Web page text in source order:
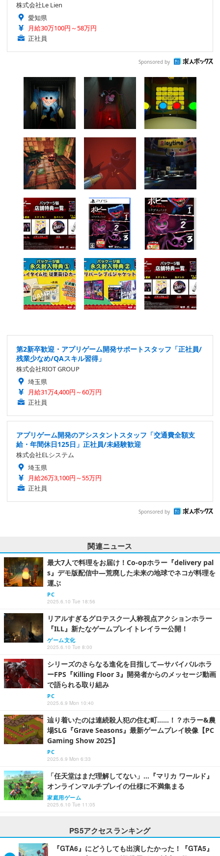
株式会社Le Lien
愛知県
月給30万100円～58万円
正社員
Sponsored by
第2新卒歓迎・アプリゲーム開発サポートスタッフ「正社員/
残業少なめ/QAスキル習得」
株式会社RIOT GROUP
埼玉県
月給31万4,400円～60万円
正社員
アプリゲーム開発のアシスタントスタッフ「交通費全額支
給・年間休日125日」正社員/未経験歓迎
株式会社ELシステム
埼玉県
月給26万3,100円～55万円
正社員
Sponsored by
関連ニュース
最大7人で料理をお届け！Co-opホラー『delivery pal
s』デモ版配信中―荒廃した未来の地球でネコが料理を
運ぶ
PC
2025.6.10 Tue 18:56
リアルすぎるグロテスク一人称視点アクションホラー
『ILL』新たなゲームプレイトレイラー公開！
ゲーム文化
2025.6.10 Tue 8:00
シリーズのさらなる進化を目指して―サバイバルホラ
ーFPS『Killing Floor 3』開発者からのメッセージ動画
で語られる取り組み
PC
2025.6.9 Mon 10:40
辿り着いたのは連続殺人犯の住む町……！？ホラー&農
場SLG『Grave Seasons』最新ゲームプレイ映像【PC
Gaming Show 2025】
PC
2025.6.9 Mon 6:33
「任天堂はまだ理解してない」…『マリカ ワールド』
オンラインマルチプレイの仕様に不満集まる
家庭用ゲーム
2025.6.10 Tue 11:05
PS5アクセスランキング
『GTA6』にどうしても出演したかった！『GTA5』